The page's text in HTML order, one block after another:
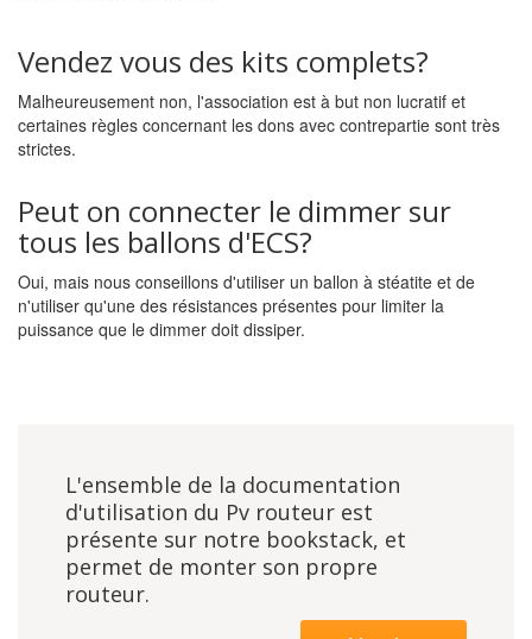
Vendez vous des kits complets?
Malheureusement non, l'association est à but non lucratif et
certaines règles concernant les dons avec contrepartie sont très
strictes.
Peut on connecter le dimmer sur
tous les ballons d'ECS?
Oui, mais nous conseillons d'utiliser un ballon à stéatite et de
n'utiliser qu'une des résistances présentes pour limiter la
puissance que le dimmer doit dissiper.
L'ensemble de la documentation
d'utilisation du Pv routeur est
présente sur notre bookstack, et
permet de monter son propre
routeur.